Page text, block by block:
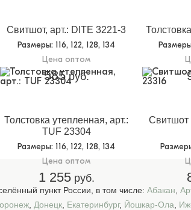
Свитшот, арт.: DITE 3221-3
Размеры: 116, 122, 128, 134
Цена оптом
585руб.
Толстовка утепленная, арт.:
TUF 23304
Размеры: 116, 122, 128, 134
Цена оптом
1 255руб.
Свитшот
пункт России, в том числе: Абакан
Донецк Екатеринбург, Йошкар-Ола